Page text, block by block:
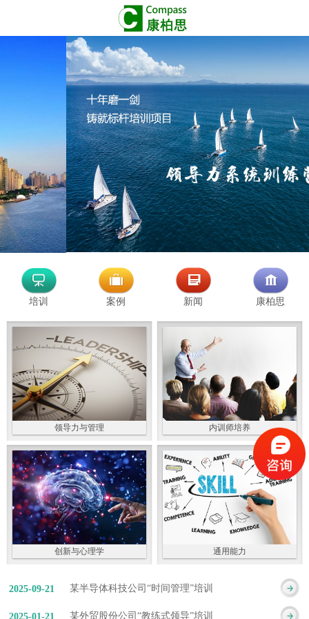
培训 案例 新闻 康柏思
领导力与管理 内训师培养
创新与心理学 通用能力
某半导体科技公司“时间管理”培训
2025-09-21
某外贸股份公司“教练式领导”培训
2025-01-21